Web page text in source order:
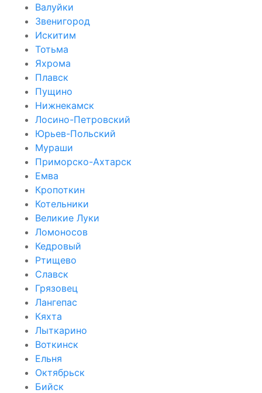
Валуйки
Звенигород
Искитим
Тотьма
Яхрома
Плавск
Пущино
Нижнекамск
Лосино-Петровский
Юрьев-Польский
Мураши
Приморско-Ахтарск
Емва
Кропоткин
Котельники
Великие Луки
Ломоносов
Кедровый
Ртищево
Славск
Грязовец
Лангепас
Кяхта
Лыткарино
Воткинск
Ельня
Октябрьск
Бийск